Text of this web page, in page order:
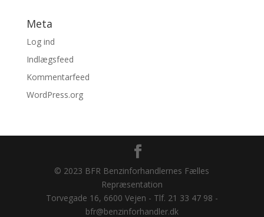
Meta
Log ind
Indlægsfeed
Kommentarfeed
WordPress.org
© 2023 BFR Benzinforhandlernes Fælles
Repræsentation
Torvegade 16, 6600 Vejen - Tlf. 21 33 47 98 -
bfr@benzinforhandler.dk